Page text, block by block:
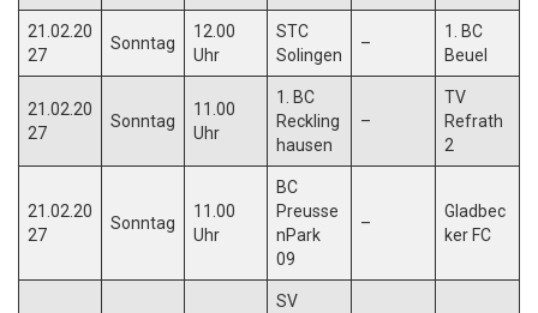
21.02.20
27
Sonntag
12.00
Uhr
STC
Solingen
–
1. BC
Beuel
21.02.20
27
Sonntag
11.00
Uhr
1. BC
Reckling
hausen
–
TV
Refrath
2
21.02.20
27
Sonntag
11.00
Uhr
BC
Preusse
nPark
09
–
Gladbec
ker FC
SV